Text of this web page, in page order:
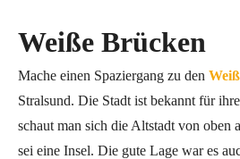
Weiße Brücken
Mache einen Spaziergang zu den
Stralsund. Die Stadt ist bekannt für
schaut man sich die Altstadt von oben
sei eine Insel. Die gute Lage war es